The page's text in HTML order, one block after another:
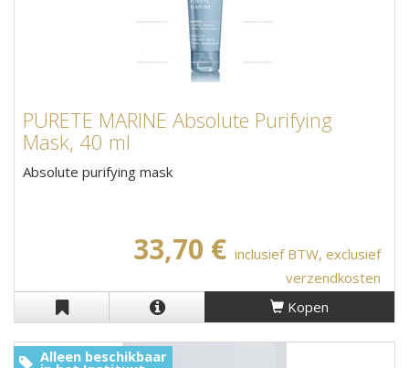
PURETE MARINE Absolute Purifying
Mask, 40 ml
Absolute purifying mask
33,70 € inclusief BTW, exclusief
verzendkosten
Kopen
Alleen beschikbaar